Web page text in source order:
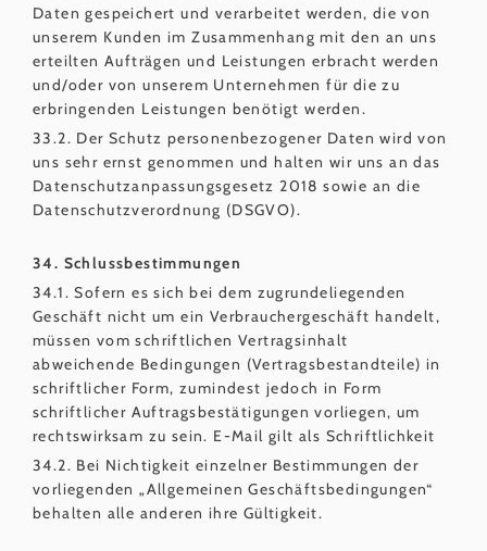
Daten gespeichert und verarbeitet werden, die von
unserem Kunden im Zusammenhang mit den an uns
erteilten Aufträgen und Leistungen erbracht werden
und/oder von unserem Unternehmen für die zu
erbringenden Leistungen benötigt werden.
33.2. Der Schutz personenbezogener Daten wird von
uns sehr ernst genommen und halten wir uns an das
Datenschutzanpassungsgesetz 2018 sowie an die
Datenschutzverordnung (DSGVO).
34. Schlussbestimmungen
34.1. Sofern es sich bei dem zugrundeliegenden
Geschäft nicht um ein Verbrauchergeschäft handelt,
müssen vom schriftlichen Vertragsinhalt
abweichende Bedingungen (Vertragsbestandteile) in
schriftlicher Form, zumindest jedoch in Form
schriftlicher Auftragsbestätigungen vorliegen, um
rechtswirksam zu sein. E-Mail gilt als Schriftlichkeit
34.2. Bei Nichtigkeit einzelner Bestimmungen der
vorliegenden „Allgemeinen Geschäftsbedingungen“
behalten alle anderen ihre Gültigkeit.